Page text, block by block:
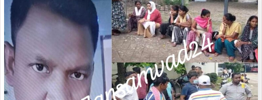
अभियुक्त कार्तिक मुंडा का शव अचानक टाटा मुख्य अस्पताल में मिला.
सूत्रों से मिली जानकारी के अनुसार बीती रात सरायकेला जिले के
पुलिस ने देर रात सोनारी स्थित एक फ्लैट में दबिश दी थी, जहां भनक
मिलते ही अपराध कर्मी कार्तिक मुंडा छत से छलांग लगा दिया, जिससे
कार्तिक मुंडा गंभीर रूप से घायल हो गया. वहीं, पुलिस घायल कार्तिक
मुंडा को आनन- फानन में टीएमएच अस्पताल ले गई जहां चिकित्सको ने